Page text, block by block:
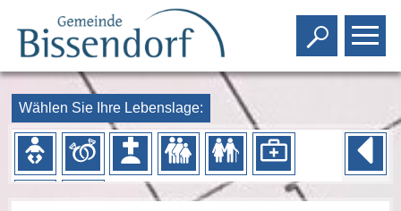
Toggle
Wählen Sie Ihre Lebenslage: